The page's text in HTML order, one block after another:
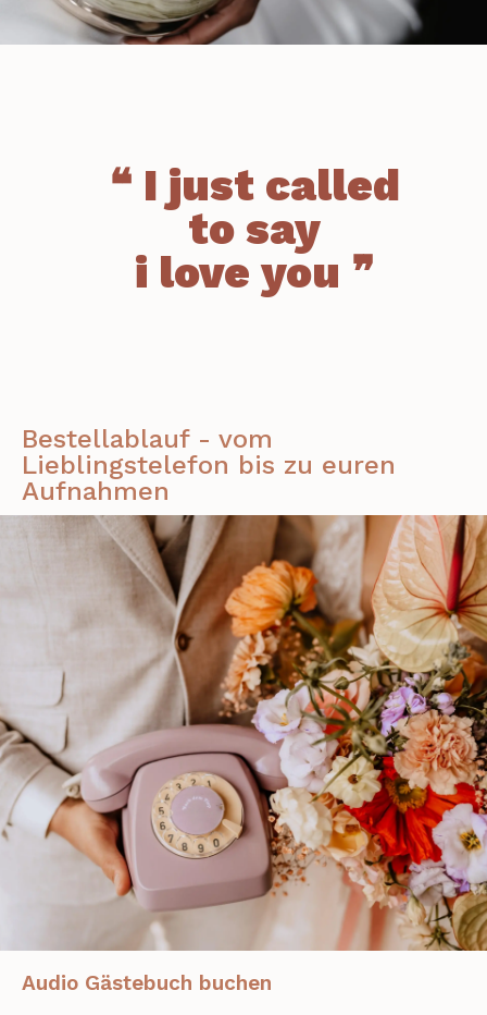
❝ I just called
to say
i love you ❞
Bestellablauf - vom
Lieblingstelefon bis zu euren
Aufnahmen
Audio Gästebuch buchen